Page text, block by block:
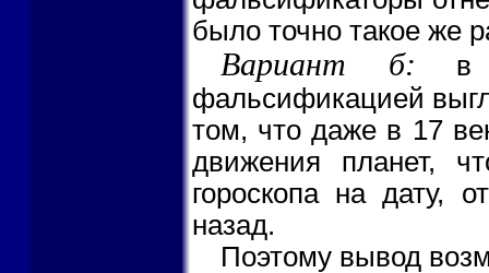
было точно такое же
Вариант б: в
фальсификацией
том, что даже в 17
движения планет,
гороскопа на дату,
назад.
Поэтому вывод